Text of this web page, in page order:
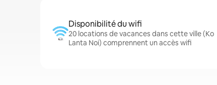
Disponibilité du wifi
20 locations de vacances dans cette ville (Ko
Lanta Noi) comprennent un accès wifi